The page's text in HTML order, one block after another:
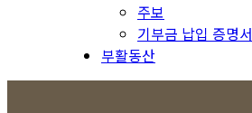
주보
기부금 납입 증명서
부활동산